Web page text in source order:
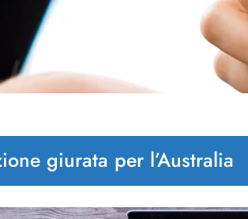
giurata per l’Australia